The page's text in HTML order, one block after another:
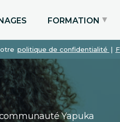
politique de confidentialité |
FORMATION
Particuliers via le
Etudiants
Entreprises
Yapuka